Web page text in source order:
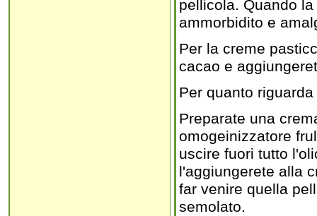
pellicola. Quando
ammorbidito e
Per la creme
cacao e
Per quanto
Preparate una
omogeinizzatore
uscire fuori tutto
l'aggiungerete alla
far venire quella
semolato.